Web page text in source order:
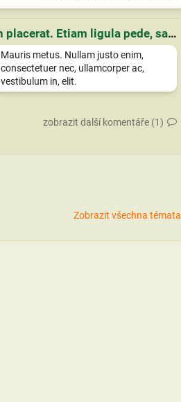
Článek 4 aenean placerat. Etiam ligula pede, sagittis quis, interdum ultricies, scelerisque eu.
Mauris metus. Nullam justo enim,
consectetuer nec, ullamcorper ac,
vestibulum in, elit.
zobrazit další komentáře (1)
Zobrazit všechna témata